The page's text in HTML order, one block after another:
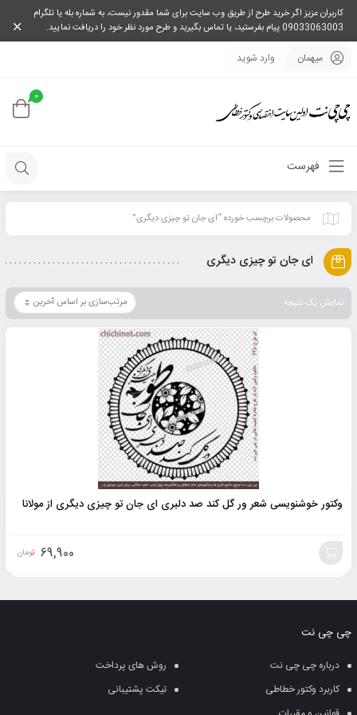
کاربران عزیز اگر خرید طرح از طریق وب سایت برای شما مقدور نیست، به شماره بله یا تلگرام
09033063003 پیام بفرستید، یا تماس بگیرید و طرح مورد نظر خود را دریافت نمایید.
میهمان وارد شوید
0
فهرست
محصولات برچسب خورده “ای جان تو چیزی دیگری”
ای جان تو چیزی دیگری
نمایش یک نتیجه
وکتور خوشنویسی شعر ور گل کند صد دلبری ای جان تو چیزی دیگری از مولانا
69,900 تومان
سبد
چی چی نت
درباره چی چی نت
روش های پرداخت
کاربرد وکتور خطاطی
تیکت پشتیبانی